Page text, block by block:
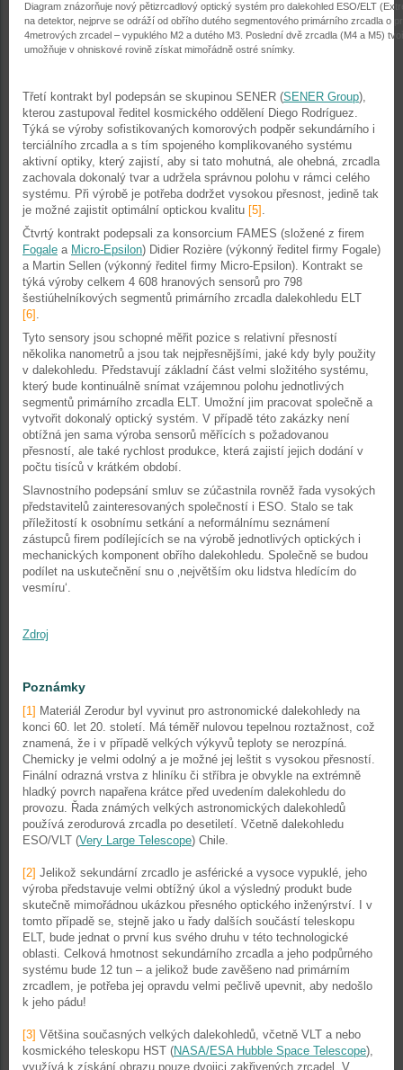
Diagram znázorňuje nový pětizrcadlový optický systém pro dalekohled ESO/ELT
na detektor, nejprve se odráží od obřího dutého segmentového primárního zrcadla o
4metrových zrcadel – vypuklého M2 a dutého M3. Poslední dvě zrcadla (M4 a M5)
umožňuje v ohniskové rovině získat mimořádně ostré snímky.
Třetí kontrakt byl podepsán se skupinou SENER (SENER Group),
kterou zastupoval ředitel kosmického oddělení Diego Rodríguez.
Týká se výroby sofistikovaných komorových podpěr sekundárního i
terciálního zrcadla a s tím spojeného komplikovaného systému
aktivní optiky, který zajistí, aby si tato mohutná, ale ohebná, zrcadla
zachovala dokonalý tvar a udržela správnou polohu v rámci celého
systému. Při výrobě je potřeba dodržet vysokou přesnost, jedině tak
je možné zajistit optimální optickou kvalitu [5] .
Čtvrtý kontrakt podepsali za konsorcium FAMES (složené z firem
Fogale a Micro-Epsilon) Didier Rozière (výkonný ředitel firmy Fogale)
a Martin Sellen (výkonný ředitel firmy Micro-Epsilon). Kontrakt se
týká výroby celkem 4 608 hranových sensorů pro 798
šestiúhelníkových segmentů primárního zrcadla dalekohledu ELT
[6] .
Tyto sensory jsou schopné měřit pozice s relativní přesností
několika nanometrů a jsou tak nejpřesnějšími, jaké kdy byly použity
v dalekohledu. Představují základní část velmi složitého systému,
který bude kontinuálně snímat vzájemnou polohu jednotlivých
segmentů primárního zrcadla ELT. Umožní jim pracovat společně a
vytvořit dokonalý optický systém. V případě této zakázky není
obtížná jen sama výroba sensorů měřících s požadovanou
přesností, ale také rychlost produkce, která zajistí jejich dodání v
počtu tisíců v krátkém období.
Slavnostního podepsání smluv se zúčastnila rovněž řada vysokých
představitelů zainteresovaných společností i ESO. Stalo se tak
příležitostí k osobnímu setkání a neformálnímu seznámení
zástupců firem podílejících se na výrobě jednotlivých optických i
mechanických komponent obřího dalekohledu. Společně se budou
podílet na uskutečnění snu o ‚největším oku lidstva hledícím do
vesmíru‘.
Zdroj
Poznámky
[1] Materiál Zerodur byl vyvinut pro astronomické dalekohledy na
konci 60. let 20. století. Má téměř nulovou tepelnou roztažnost, což
znamená, že i v případě velkých výkyvů teploty se nerozpíná.
Chemicky je velmi odolný a je možné jej leštit s vysokou přesností.
Finální odrazná vrstva z hliníku či stříbra je obvykle na extrémně
hladký povrch napařena krátce před uvedením dalekohledu do
provozu. Řada známých velkých astronomických dalekohledů
používá zerodurová zrcadla po desetiletí. Včetně dalekohledu
ESO/VLT (Very Large Telescope) Chile.
[2] Jelikož sekundární zrcadlo je asférické a vysoce vypuklé, jeho
výroba představuje velmi obtížný úkol a výsledný produkt bude
skutečně mimořádnou ukázkou přesného optického inženýrství. I v
tomto případě se, stejně jako u řady dalších součástí teleskopu
ELT, bude jednat o první kus svého druhu v této technologické
oblasti. Celková hmotnost sekundárního zrcadla a jeho podpůrného
systému bude 12 tun – a jelikož bude zavěšeno nad primárním
zrcadlem, je potřeba jej opravdu velmi pečlivě upevnit, aby nedošlo
k jeho pádu!
[3] Většina současných velkých dalekohledů, včetně VLT a nebo
kosmického teleskopu HST (NASA/ESA Hubble Space Telescope),
využívá k získání obrazu pouze dvojici zakřivených zrcadel. V